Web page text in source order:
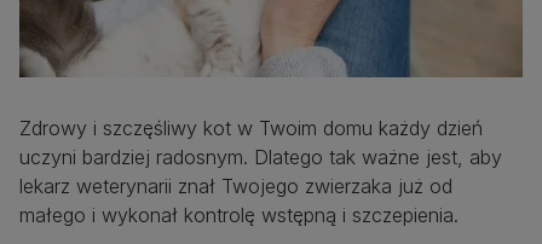
Zdrowy i szczęśliwy kot w Twoim domu każdy dzień
uczyni bardziej radosnym. Dlatego tak ważne jest, aby
lekarz weterynarii znał Twojego zwierzaka już od
małego i wykonał kontrolę wstępną i szczepienia.